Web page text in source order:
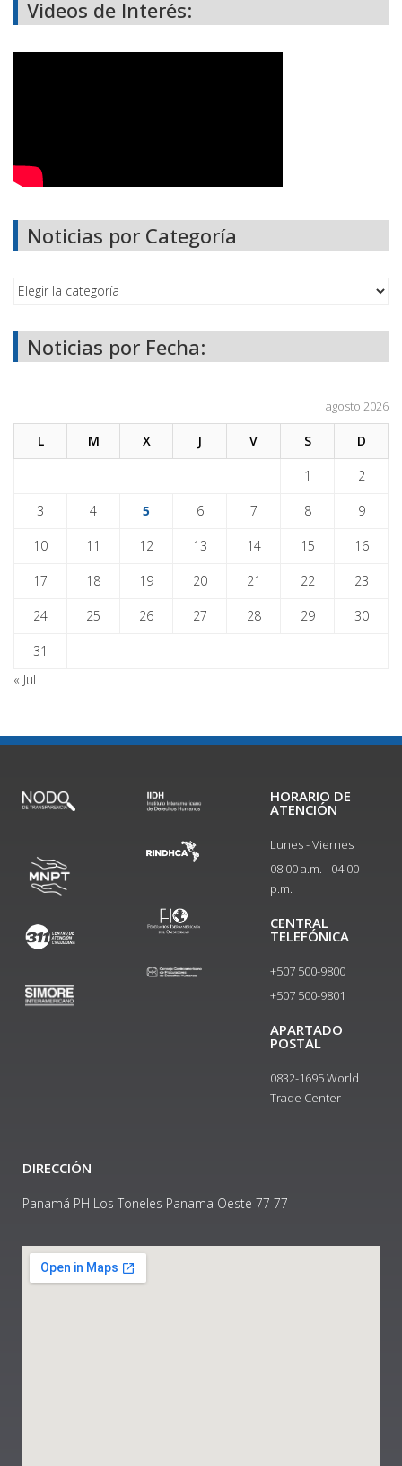
Videos de Interés:
Noticias por Categoría
Noticias por Fecha:
agosto 2026
L M X J V S D
1 2
3 4 5 6 7 8 9
10 11 12 13 14 15 16
17 18 19 20 21 22 23
24 25 26 27 28 29 30
31
« Jul
HORARIO DE
ATENCIÓN
Lunes - Viernes
08:00 a.m. - 04:00
p.m.
CENTRAL
TELEFÓNICA
+507 500-9800
+507 500-9801​
APARTADO
POSTAL
0832-1695 World
Trade Center
DIRECCIÓN
Panamá PH Los Toneles Panama Oeste 77 77